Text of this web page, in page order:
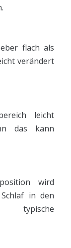
flach als
verändert
leicht
das kann
wird
in den
typische